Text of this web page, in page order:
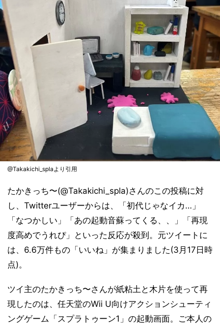
@Takakichi_splaより引用
たかきっち〜(@Takakichi_spla)さんのこの投稿に対
し、Twitterユーザーからは、「初代じゃなイカ…」
「なつかしい」「あの起動音蘇ってくる、、」「再現
度高めでうれぴ」といった反応が殺到。元ツイートに
は、6.6万件もの「いいね」が集まりました(3月17日時
点)。
ツイ主のたかきっち〜さんが紙粘土と木片を使って再
現したのは、任天堂のWii U向けアクションシューティ
ングゲーム「スプラトゥーン1」の起動画面。ご本人の